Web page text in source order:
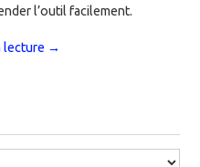
l’outil facilement.
lecture →